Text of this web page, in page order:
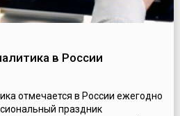
в России
отмечается в России ежегодно
праздник